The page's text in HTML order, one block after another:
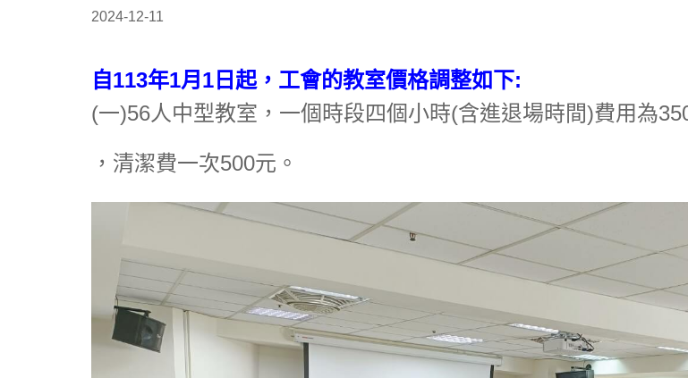
2024-12-11
自113年1月1日起，工會的教室價格調整如下:
(一)56人中型教室，一個時段四個小時(含進退場時間)費用為
，清潔費一次500元。